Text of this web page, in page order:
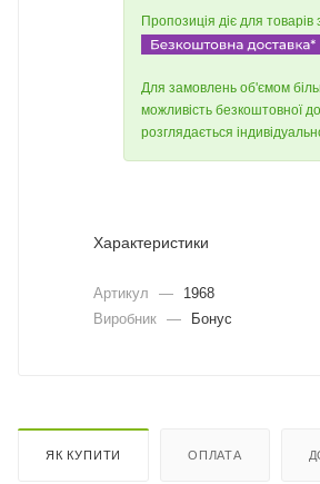
Пропозиція діє для товарів
Для замовлень об'ємом
можливість безкоштовної
розглядається
Характеристики
Артикул —
1968
Виробник — Бонус
ЯК КУПИТИ ОПЛАТА